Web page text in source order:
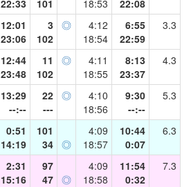
22:33 101 18:53
22:08
12:01
23:06
3
102
◎
4:12
18:54
6:55
22:59
3.3
12:44
23:48
11
102
◎
4:11
18:55
8:13
23:37
4.3
13:29
--:--
22
---
◎
4:10
18:56
9:30
--:--
5.3
0:51
14:19
101
34 ◎
4:09
18:57
10:44
0:07
6.3
2:31
15:16
97
47 ◎
4:09
18:58
11:54
0:32
7.3